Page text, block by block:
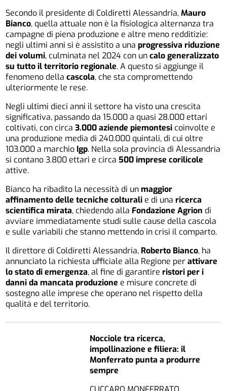
Secondo il presidente di Coldiretti Alessandria,Mauro
Bianco, quella attuale non è la fisiologica alternanza tra
campagne di piena produzione e altre meno redditizie:
negli ultimi anni si è assistito a unaprogressiva riduzione
dei volumi, culminata nel 2024 con uncalo generalizzato
su tutto il territorio regionale. A questo si aggiunge il
fenomeno dellacascola, che sta compromettendo
ulteriormente le rese.
Negli ultimi dieci anni il settore ha visto una crescita
significativa, passando da 15.000 a quasi 28.000 ettari
coltivati, con circa3.000 aziende piemontesi coinvolte e
una produzione media di 240.000 quintali, di cui oltre
103.000 a marchio Igp. Nella sola provincia di Alessandria
si contano 3.800 ettari e circa 500 imprese corilicole
attive.
Bianco ha ribadito la necessità di unmaggior
affinamento delle tecniche colturali e di unaricerca
scientifica mirata, chiedendo alla Fondazione Agrion di
avviare immediatamente studi sulle cause della cascola
e sulle variabili che stanno mettendo in crisi il comparto.
Il direttore di Coldiretti Alessandria, Roberto Bianco, ha
annunciato la richiesta ufficiale alla Regione perattivare
lo stato di emergenza, al fine di garantireristori per i
danni da mancata produzione e misure concrete di
sostegno alle imprese che operano nel rispetto della
qualità e del territorio.
Nocciole tra ricerca,
impollinazione e filiera: il
Monferrato punta a produrre
sempre